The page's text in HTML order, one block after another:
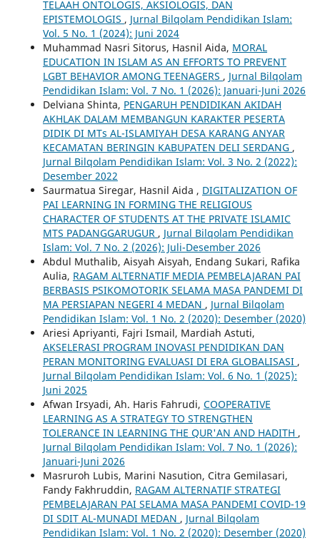
TELAAH ONTOLOGIS, AKSIOLOGIS, DAN
EPISTEMOLOGIS , Jurnal Bilqolam Pendidikan Islam:
Vol. 5 No. 1 (2024): Juni 2024
Muhammad Nasri Sitorus, Hasnil Aida, MORAL
EDUCATION IN ISLAM AS AN EFFORTS TO PREVENT
LGBT BEHAVIOR AMONG TEENAGERS , Jurnal Bilqolam
Pendidikan Islam: Vol. 7 No. 1 (2026): Januari-Juni 2026
Delviana Shinta, PENGARUH PENDIDIKAN AKIDAH
AKHLAK DALAM MEMBANGUN KARAKTER PESERTA
DIDIK DI MTs AL-ISLAMIYAH DESA KARANG ANYAR
KECAMATAN BERINGIN KABUPATEN DELI SERDANG ,
Jurnal Bilqolam Pendidikan Islam: Vol. 3 No. 2 (2022):
Desember 2022
Saurmatua Siregar, Hasnil Aida , DIGITALIZATION OF
PAI LEARNING IN FORMING THE RELIGIOUS
CHARACTER OF STUDENTS AT THE PRIVATE ISLAMIC
MTS PADANGGARUGUR , Jurnal Bilqolam Pendidikan
Islam: Vol. 7 No. 2 (2026): Juli-Desember 2026
Abdul Muthalib, Aisyah Aisyah, Endang Sukari, Rafika
Aulia, RAGAM ALTERNATIF MEDIA PEMBELAJARAN PAI
BERBASIS PSIKOMOTORIK SELAMA MASA PANDEMI DI
MA PERSIAPAN NEGERI 4 MEDAN , Jurnal Bilqolam
Pendidikan Islam: Vol. 1 No. 2 (2020): Desember (2020)
Ariesi Apriyanti, Fajri Ismail, Mardiah Astuti,
AKSELERASI PROGRAM INOVASI PENDIDIKAN DAN
PERAN MONITORING EVALUASI DI ERA GLOBALISASI ,
Jurnal Bilqolam Pendidikan Islam: Vol. 6 No. 1 (2025):
Juni 2025
Afwan Irsyadi, Ah. Haris Fahrudi, COOPERATIVE
LEARNING AS A STRATEGY TO STRENGTHEN
TOLERANCE IN LEARNING THE QUR'AN AND HADITH ,
Jurnal Bilqolam Pendidikan Islam: Vol. 7 No. 1 (2026):
Januari-Juni 2026
Masruroh Lubis, Marini Nasution, Citra Gemilasari,
Fandy Fakhruddin, RAGAM ALTERNATIF STRATEGI
PEMBELAJARAN PAI SELAMA MASA PANDEMI COVID-19
DI SDIT AL-MUNADI MEDAN , Jurnal Bilqolam
Pendidikan Islam: Vol. 1 No. 2 (2020): Desember (2020)